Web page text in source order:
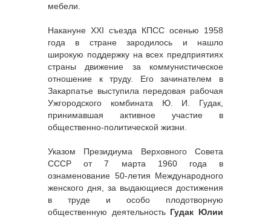
мебели.
Накануне XXI съезда КПСС осенью 1958
года в стране зародилось и нашло
широкую поддержку на всех предприятиях
страны движение за коммунистическое
отношение к труду. Его зачинателем в
Закарпатье выступила передовая рабочая
Ужгородского комбината Ю. И. Гудак,
принимавшая активное участие в
общественно-политической жизни.
Указом Президиума Верховного Совета
СССР от 7 марта 1960 года в
ознаменование 50-летия Международного
женского дня, за выдающиеся достижения
в труде и особо плодотворную
общественную деятельность Гудак Юлии